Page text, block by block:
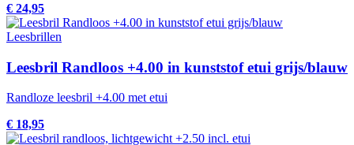
€ 24,95
Leesbrillen
Leesbril Randloos +4.00 in kunststof etui grijs/blauw
Randloze leesbril +4.00 met etui
€ 18,95